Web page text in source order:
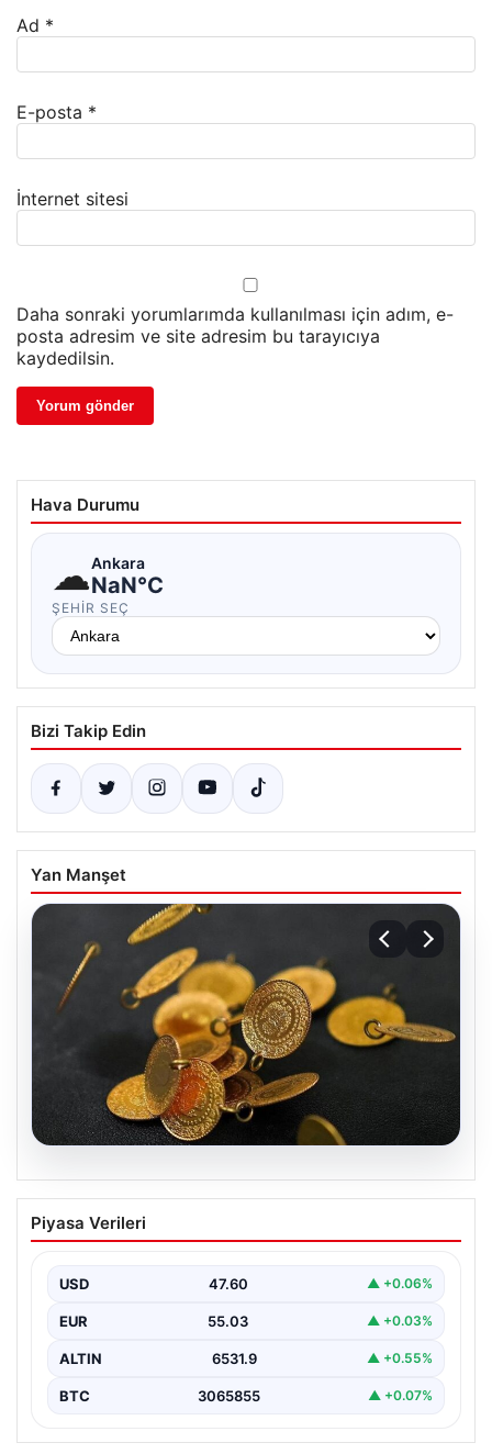
Ad *
E-posta *
İnternet sitesi
Daha sonraki yorumlarımda kullanılması için adım, e-
posta adresim ve site adresim bu tarayıcıya
kaydedilsin.
Hava Durumu
☁Ankara
NaN°C
ŞEHIR SEÇ
Bizi Takip Edin
Yan Manşet
13 Nisan 2026 Altın Fiyatları Canlı
Güncelleme: Gram, Çeyrek, Yarım ve
Altın piyasalarda hafta başında tansiyon yükseldi. ABD
beklenen…
Piyasa Verileri
USD 47.60 ▲ +0.06%
EUR 55.03 ▲ +0.03%
ALTIN 6531.9 ▲ +0.55%
BTC 3065855 ▲ +0.07%